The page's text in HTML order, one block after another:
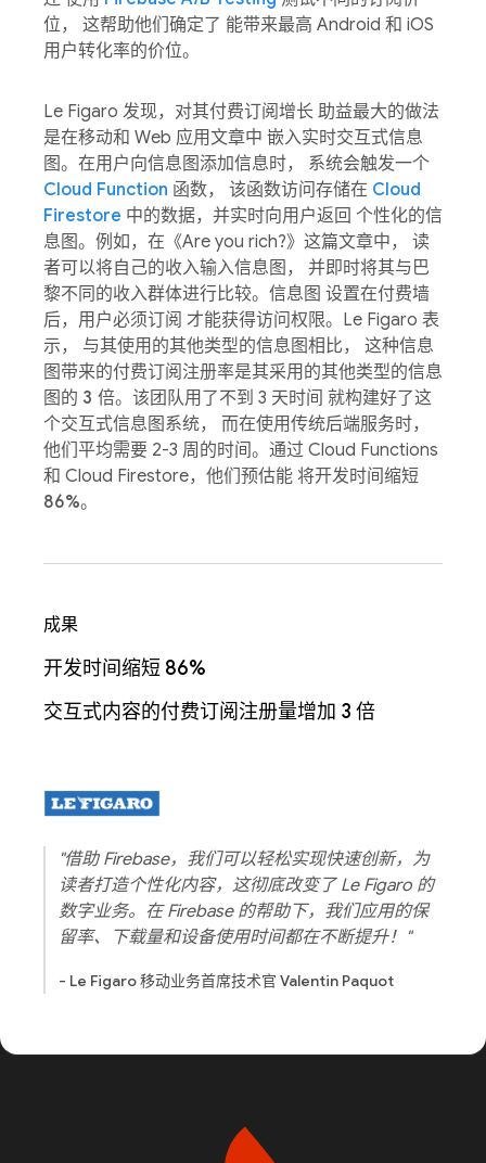
位， 这帮助他们确定了 能带来最高 Android 和 iOS
用户转化率的价位。
Le Figaro 发现，对其付费订阅增长 助益最大的做法
是在移动和 Web 应用文章中 嵌入实时交互式信息
图。在用户向信息图添加信息时， 系统会触发一个
Cloud Function 函数， 该函数访问存储在 Cloud
Firestore 中的数据，并实时向用户返回 个性化的信
息图。例如，在《Are you rich?》这篇文章中， 读
者可以将自己的收入输入信息图， 并即时将其与巴
黎不同的收入群体进行比较。信息图 设置在付费墙
后，用户必须订阅 才能获得访问权限。Le Figaro 表
示， 与其使用的其他类型的信息图相比， 这种信息
图带来的付费订阅注册率是其采用的其他类型的信息
图的 3 倍。该团队用了不到 3 天时间 就构建好了这
个交互式信息图系统， 而在使用传统后端服务时，
他们平均需要 2-3 周的时间。通过 Cloud Functions
和 Cloud Firestore，他们预估能 将开发时间缩短
86%。
成果
开发时间缩短 86%
交互式内容的付费订阅注册量增加 3 倍
"借助 Firebase，我们可以轻松实现快速创新，为
读者打造个性化内容，这彻底改变了 Le Figaro 的
数字业务。在 Firebase 的帮助下，我们应用的保
留率、下载量和设备使用时间都在不断提升！"
- Le Figaro 移动业务首席技术官 Valentin Paquot